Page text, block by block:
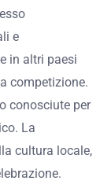
e
in altri paesi
competizione.
conosciute per
La
cultura locale,